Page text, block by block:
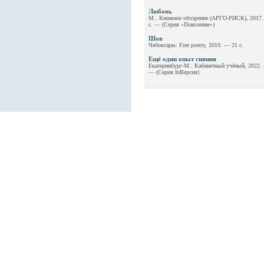
Любовь
М.: Книжное обозрение (АРГО-РИСК),
с. — (Серия «Поколение»)
Шов
Чебоксары: Free poetry, 2019. — 21 с.
Ещё один опыт сияния
Екатеринбург-М.: Кабинетный учёный,
— (Серия InВерсия)